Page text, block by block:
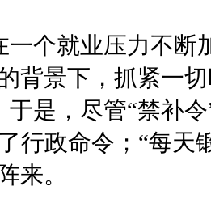
一个就业压力不断
背景下，抓紧一
于是，尽管“禁补
行政命令；“每天
来。